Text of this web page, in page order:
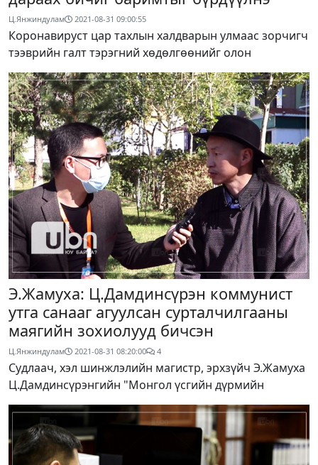
Ц.Янжиндулам 2021-08-31 09:00:55
Коронавируст цар тахлын халдварын улмаас зорчигч
тээврийн галт тэрэгний хөдөлгөөнийг олон
Э.Жамуха: Ц.Дамдинсүрэн коммунист
утга санааг агуулсан сурталчилгааны
маягийн зохиолууд бичсэн
Ц.Янжиндулам 2021-08-31 08:20:00 4
Судлаач, хэл шинжлэлийн магистр, эрхзүйч Э.Жамуха
Ц.Дамдинсүрэнгийн "Монгол үсгийн дүрмийн